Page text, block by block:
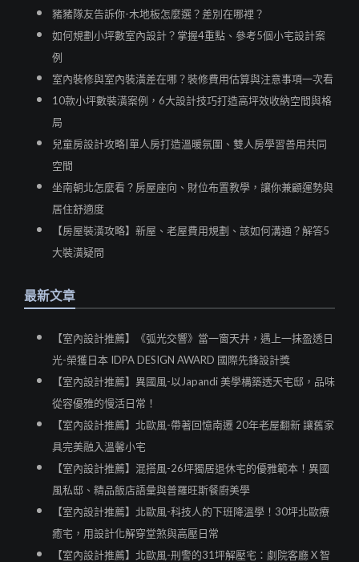
豬豬隊友告訴你-木地板怎麼選？差別在哪裡？
如何規劃小坪數室內設計？掌握4重點、參考5個小宅設計案
例
室內裝修與室內裝潢差在哪？裝修費用估算與注意事項一次看
10款小坪數裝潢案例，6大設計技巧打造高坪效收納空間與格
局
兒童房設計攻略|單人房打造溫暖氛圍、雙人房學習善用共同
空間
坐南朝北怎麼看？房屋座向、財位布置教學，讓你兼顧運勢與
居住舒適度
【房屋裝潢攻略】新屋、老屋費用規劃、該如何溝通？解答5
大裝潢疑問
最新文章
【室內設計推薦】《弧光交響》當一窗天井，遇上一抹盈透日
光-榮獲日本 IDPA DESIGN AWARD 國際先鋒設計獎
【室內設計推薦】異國風-以Japandi 美學構築透天宅邸，品味
從容優雅的慢活日常！
【室內設計推薦】北歐風-帶著回憶南遷 20年老屋翻新 讓舊家
具完美融入溫馨小宅
【室內設計推薦】混搭風-26坪獨居退休宅的優雅範本！異國
風私邸、精品飯店語彙與普羅旺斯餐廚美學
【室內設計推薦】北歐風-科技人的下班降溫學！30坪北歐療
癒宅，用設計化解穿堂煞與高壓日常
【室內設計推薦】北歐風-刑警的31坪解壓宅：劇院客廳 X 智